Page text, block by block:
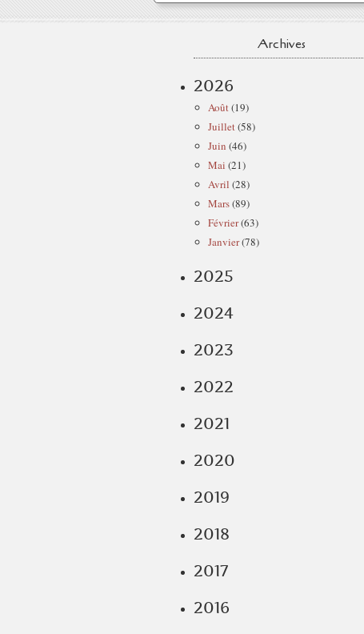
Archives
2026
Août(19)
Juillet(58)
Juin (46)
Mai (21)
Avril (28)
Mars(89)
Février(63)
Janvier(78)
2025
2024
2023
2022
2021
2020
2019
2018
2017
2016